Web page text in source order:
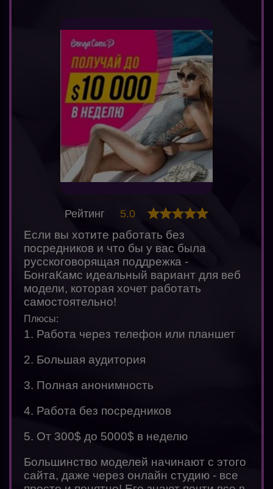
Если вы хотите работать без
посредников и что бы у вас была
русскоговорящая поддрежка -
БонгаКамс идеальный вариант для веб
модели, которая хочет работать
самостоятельно!
Плюсы:
1. Работа через телефон или планшет
2. Большая аудитория
3. Полная анонимность
4. Работа без посредников
5. От 300$ до 5000$ в неделю
Большинство моделей начинают с этого
сайта, даже через онлайн студию - все
Рейтинг 5.0